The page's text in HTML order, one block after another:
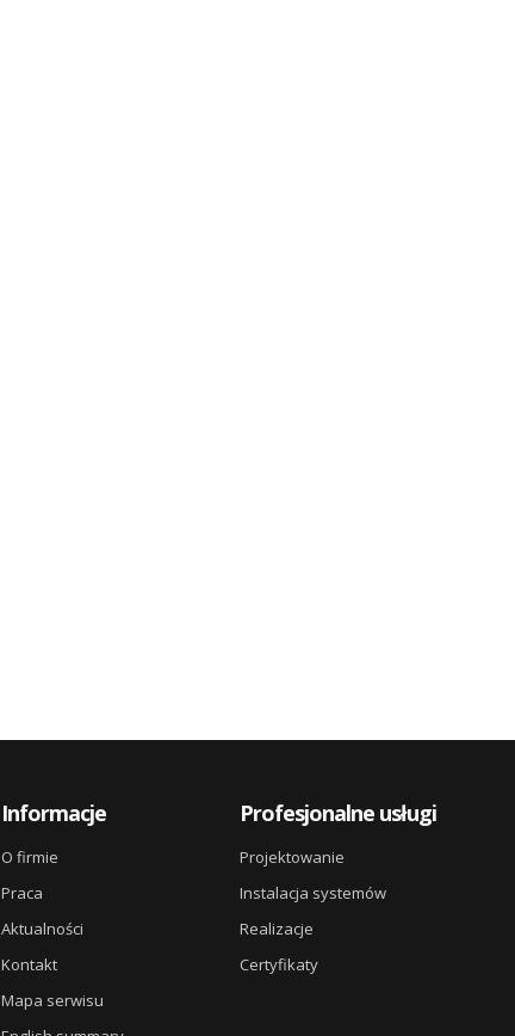
Informacje
O firmie
Praca
Aktualności
Kontakt
Mapa serwisu
Profesjonalne usługi
Projektowanie
Instalacja systemów
Realizacje
Certyfikaty